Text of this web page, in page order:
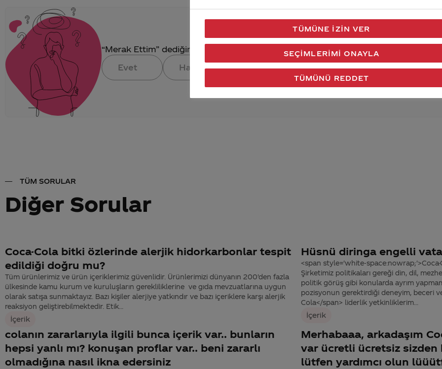
“Merak Ettim” dediğin konuya verdiğimiz cevap aklındaki soru işaretlerini giderdi
Evet
Hayır Gönder
TÜM SORULAR
Diğer Sorular
Coca-Cola bitki özlerinde alerjik hidorkarbonlar tespit
edildiği doğru mu?
Tüm ürünlerimiz ve ürün içeriklerimiz güvenlidir. Ürünlerimizi dünyanın 200'den fazla
ülkesinde kamu kurum ve kuruluşların gerekliliklerine ve gıda mevzuatlarına uygun
olarak satışa sunmaktayız. Bazı kişiler alerjiye yatkındır ve bazı içeriklere karşı alerjik
reaksiyon geliştirebilmektedir. Etik...
İçerik
Hüsnü diringa engelli
<span style='white-space:nowrap;'>Coca-
Şirketimiz politikaları gereği din, dil,
politik görüş gibi konularda ayrım
pozisyonun gerektirdiği deneyim, beceri
Cola</span> liderlik yetkinliklerim...
İçerik
colanın zararlarıyla ilgili bunca içerik var.. bunların
hepsi yanlı mı? konuşan proflar var.. beni zararlı
olmadığına nasıl ikna edersiniz
Merhabaaa, arkadaşım
var ücretli ücretsiz
lütfen yardımcı olun
TÜMÜNE İZIN VER
TÜMÜNÜ REDDET
SEÇIMLERIMI ONAYLA